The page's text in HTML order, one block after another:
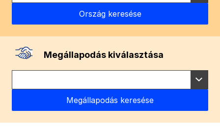
Megállapodás kiválasztása